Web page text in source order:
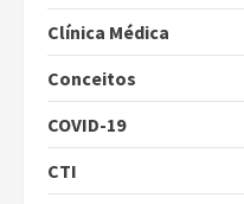
Clínica Médica
Conceitos
COVID-19
CTI